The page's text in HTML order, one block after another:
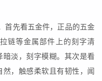
首先看五金件，正品的五金
链等金属部件上的刻字清
淡，刻字模糊。其次是看
，触感柔软且有韧性，闻